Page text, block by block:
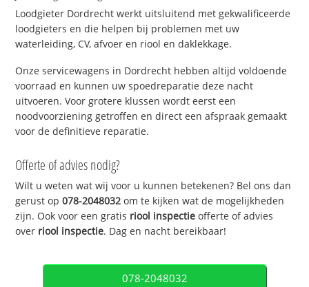
Loodgieter Dordrecht werkt uitsluitend met gekwalificeerde
loodgieters en die helpen bij problemen met uw
waterleiding, CV, afvoer en riool en daklekkage.
Onze servicewagens in Dordrecht hebben altijd voldoende
voorraad en kunnen uw spoedreparatie deze nacht
uitvoeren. Voor grotere klussen wordt eerst een
noodvoorziening getroffen en direct een afspraak gemaakt
voor de definitieve reparatie.
Offerte of advies nodig?
Wilt u weten wat wij voor u kunnen betekenen? Bel ons dan
gerust op078-2048032 om te kijken wat de mogelijkheden
zijn. Ook voor een gratis riool inspectie offerte of advies
over riool inspectie. Dag en nacht bereikbaar!
078-2048032